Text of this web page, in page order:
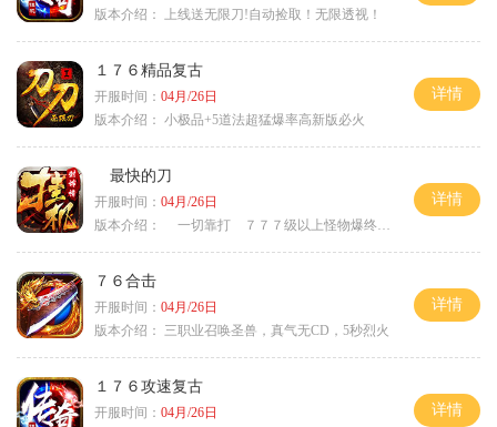
版本介绍：
上线送无限刀!自动捡取！无限透视！
１７６精品复古
开服时间： 04月/26日
版本介绍： 小极品+5道法超猛爆率高新版必火
详情
最快的刀
开服时间： 04月/26日
版本介绍：
一切靠打 ７７７级以上怪物爆终极
详情
７６合击
开服时间： 04月/26日
版本介绍：
三职业召唤圣兽，真气无CD，5秒烈火
详情
１７６攻速复古
开服时间： 04月/26日
详情